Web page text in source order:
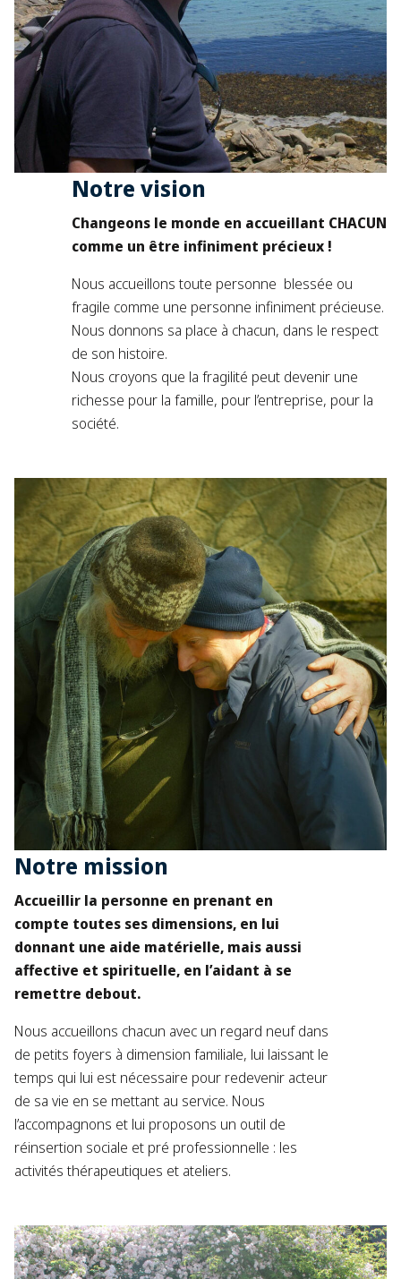
Notre vision
Changeons le monde en accueillant CHACUN
comme un être infiniment précieux !
Nous accueillons toute personne blessée ou
fragile comme une personne infiniment précieuse.
Nous donnons sa place à chacun, dans le respect
de son histoire.
Nous croyons que la fragilité peut devenir une
richesse pour la famille, pour l’entreprise, pour la
société.
Notre mission
Accueillir la personne en prenant en
compte toutes ses dimensions, en lui
donnant une aide matérielle, mais aussi
affective et spirituelle, en l’aidant à se
remettre debout.
Nous accueillons chacun avec un regard neuf dans
de petits foyers à dimension familiale, lui laissant le
temps qui lui est nécessaire pour redevenir acteur
de sa vie en se mettant au service. Nous
l’accompagnons et lui proposons un outil de
réinsertion sociale et pré professionnelle : les
activités thérapeutiques et ateliers.